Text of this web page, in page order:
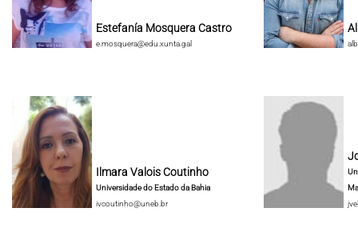
Estefanía Mosquera Castro
e.mosquera@edu.xunta.gal
Ilmara Valois Coutinho
Universidade do Estado da Bahia
ivcoutinho@uneb.br